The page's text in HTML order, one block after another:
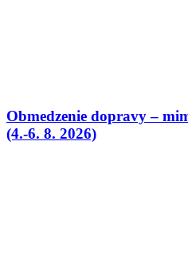
Obmedzenie dopravy –
(4.-6. 8. 2026)